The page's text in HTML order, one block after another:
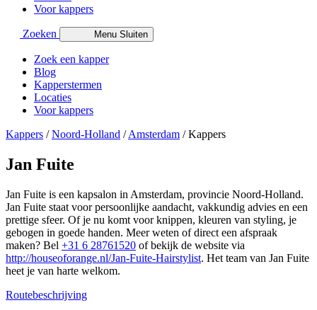
Voor kappers
Zoeken Menu Sluiten
Zoek een kapper
Blog
Kapperstermen
Locaties
Voor kappers
Kappers /Noord-Holland /Amsterdam /Kappers
Jan Fuite
Jan Fuite is een kapsalon in Amsterdam, provincie Noord-Holland.
Jan Fuite staat voor persoonlijke aandacht, vakkundig advies en een
prettige sfeer. Of je nu komt voor knippen, kleuren van styling, je
gebogen in goede handen. Meer weten of direct een afspraak
maken? Bel +31 6 28761520 of bekijk de website via
http://houseoforange.nl/Jan-Fuite-Hairstylist. Het team van Jan Fuite
heet je van harte welkom.
Routebeschrijving